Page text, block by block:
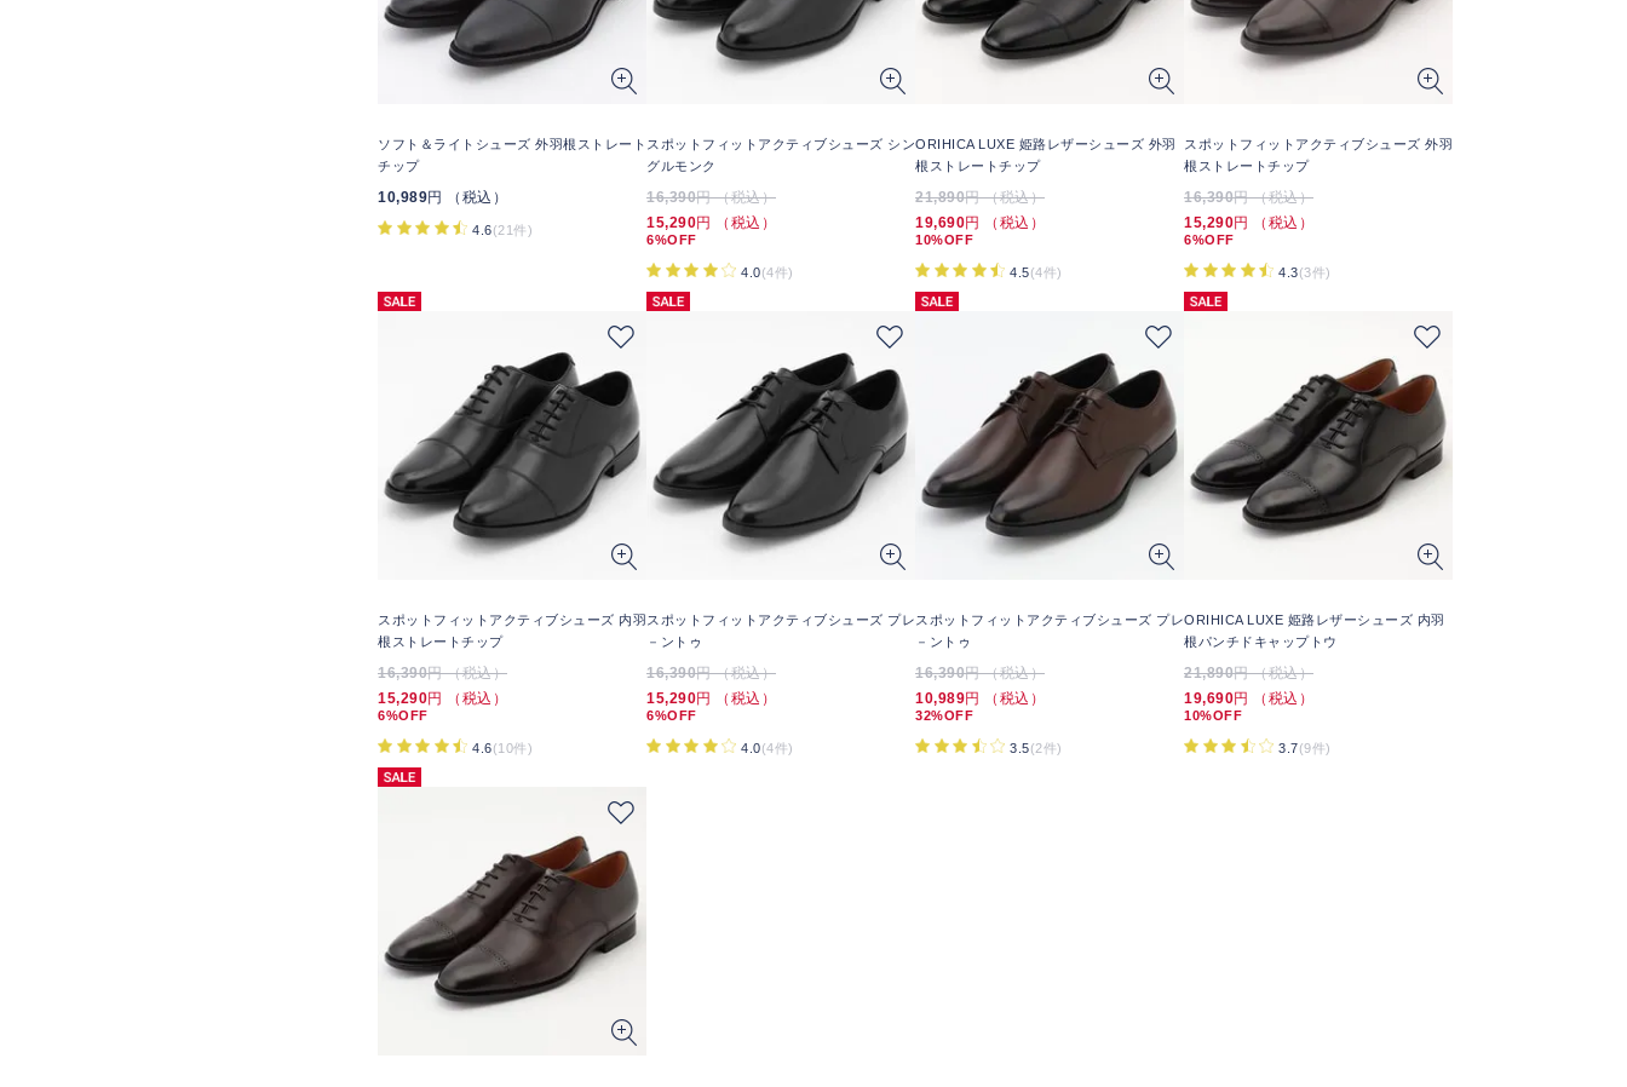
ソフト＆ライトシューズ 外羽根ストレート
チップ
10,989円 （税込）
4.6(21件)
スポットフィットアクティブシューズ シン
グルモンク
16,390円 （税込）
15,290円 （税込）
6%OFF
4.0(4件)
ORIHICA LUXE 姫路レザーシューズ 外羽
根ストレートチップ
21,890円 （税込）
19,690円 （税込）
10%OFF
4.5(4件)
スポットフィットアクティブシューズ 外羽
根ストレートチップ
16,390円 （税込）
15,290円 （税込）
6%OFF
4.3(3件)
スポットフィットアクティブシューズ 内羽
根ストレートチップ
16,390円 （税込）
15,290円 （税込）
6%OFF
4.6(10件)
スポットフィットアクティブシューズ プレ
－ントゥ
16,390円 （税込）
15,290円 （税込）
6%OFF
4.0(4件)
スポットフィットアクティブシューズ プレ
－ントゥ
16,390円 （税込）
10,989円 （税込）
32%OFF
3.5(2件)
ORIHICA LUXE 姫路レザーシューズ 内羽
根パンチドキャップトウ
21,890円 （税込）
19,690円 （税込）
10%OFF
3.7(9件)